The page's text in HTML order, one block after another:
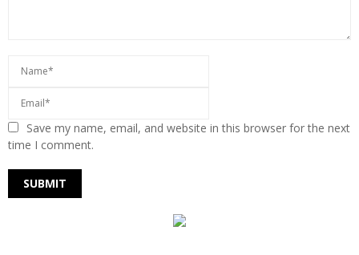
Save my name, email, and website in this browser for the next
time I comment.